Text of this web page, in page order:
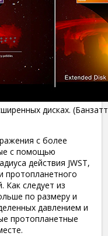
дисках.
с более
с помощью
действия JWST,
протопланетного
Как следует из
по размеру и
давлением и
протопланетные